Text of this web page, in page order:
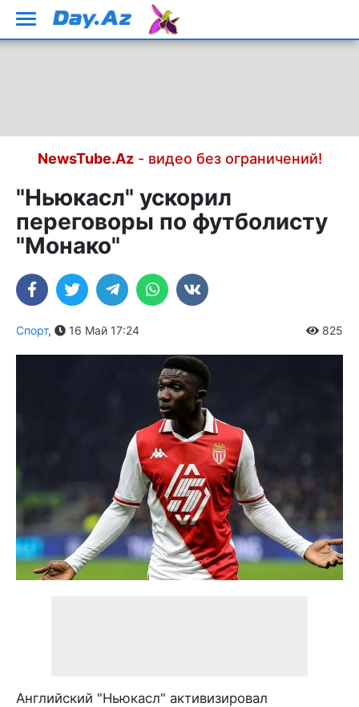
NewsTube.Az- видео без ограничений!
"Ньюкасл" ускорил
переговоры по футболисту
"Монако"
Спорт, 16 Май 17:24 825
Английский "Ньюкасл" активизировал